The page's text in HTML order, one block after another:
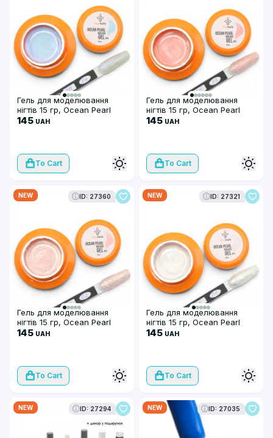
Гель для моделювання
нігтів 15 гр, Ocean Pearl
Builder Gel Bee Nails, 04
145 UAH
To Cart
Гель для моделювання
нігтів 15 гр, Ocean Pearl
Builder Gel Bee Nails, 03
145 UAH
To Cart
NEW ID: 27360
Гель для моделювання
нігтів 15 гр, Ocean Pearl
Builder Gel Bee Nails, 02
145 UAH
To Cart
NEW ID: 27321
Гель для моделювання
нігтів 15 гр, Ocean Pearl
Builder Gel Bee Nails, 01
145 UAH
To Cart
NEW ID: 27294 NEW ID: 27035